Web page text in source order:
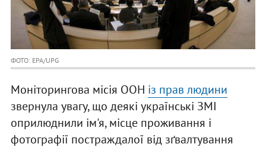
ФОТО: EPA/UPG
Моніторингова місія ООН із прав людини
звернула увагу, що деякі українські ЗМІ
оприлюднили ім'я, місце проживання і
фотографії постраждалої від зґвалтування